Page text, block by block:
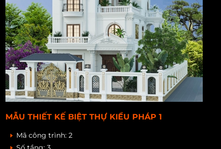
MẪU THIẾT KẾ BIỆT THỰ KIỂU PHÁP 1
Mã công trình:2